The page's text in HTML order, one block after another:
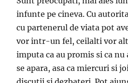
infunte pe cineva. Cu
cu partenerul de viata pot
vor intr-un fel, ceilalti vor
imputa ca au promis si ca
se apara, asa ca miercuri si